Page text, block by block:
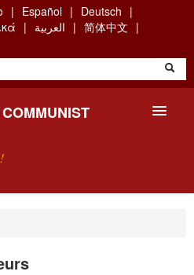
Español
Deutsch
العربية
简体中文